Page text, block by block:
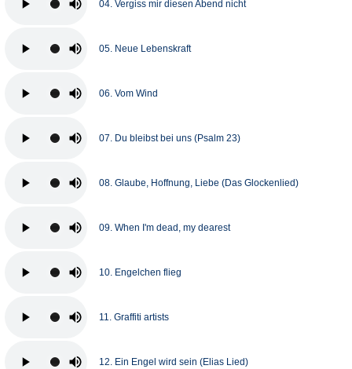
04. Vergiss mir diesen Abend nicht
05. Neue Lebenskraft
06. Vom Wind
07. Du bleibst bei uns (Psalm 23)
08. Glaube, Hoffnung, Liebe (Das Glockenlied)
09. When I'm dead, my dearest
10. Engelchen flieg
11. Graffiti artists
12. Ein Engel wird sein (Elias Lied)